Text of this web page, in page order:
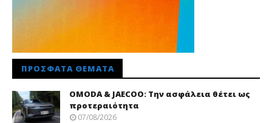
ΠΡΌΣΦΑΤΑ ΘΈΜΑΤΑ
OMODA & JAECOO: Την ασφάλεια θέτει ως
προτεραιότητα
07/08/2026